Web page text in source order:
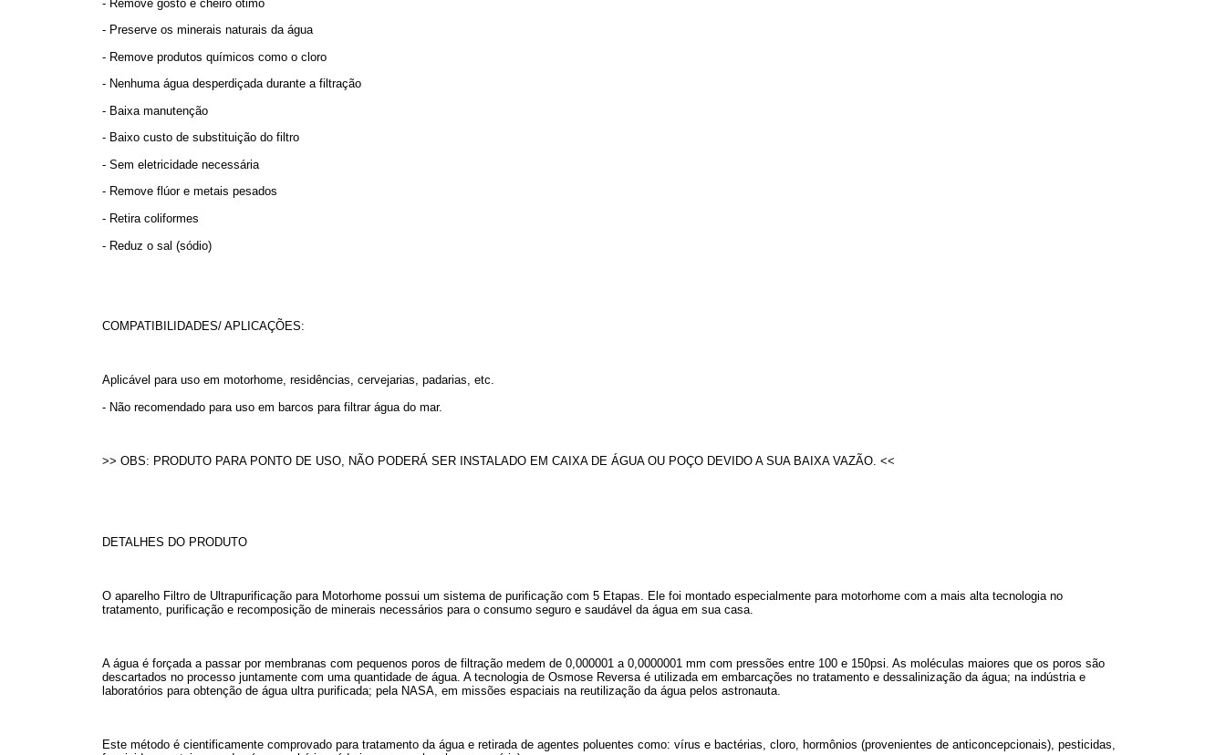
- Remove gosto e cheiro ótimo
- Preserve os minerais naturais da água
- Remove produtos químicos como o cloro
- Nenhuma água desperdiçada durante a filtração
- Baixa manutenção
- Baixo custo de substituição do filtro
- Sem eletricidade necessária
- Remove flúor e metais pesados
- Retira coliformes
- Reduz o sal (sódio)
COMPATIBILIDADES/ APLICAÇÕES:
Aplicável para uso em motorhome, residências, cervejarias, padarias, etc.
- Não recomendado para uso em barcos para filtrar água do mar.
>> OBS: PRODUTO PARA PONTO DE USO, NÃO PODERÁ SER INSTALADO EM CAIXA DE ÁGUA OU POÇO DEVIDO A SUA BAIXA VAZÃO. <<
DETALHES DO PRODUTO
O aparelho Filtro de Ultrapurificação para Motorhome possui um sistema de purificação com 5 Etapas. Ele foi montado especialmente para motorhome com a mais alta tecnologia no
tratamento, purificação e recomposição de minerais necessários para o consumo seguro e saudável da água em sua casa.
A água é forçada a passar por membranas com pequenos poros de filtração medem de 0,000001 a 0,0000001 mm com pressões entre 100 e 150psi. As moléculas maiores que os poros são
descartados no processo juntamente com uma quantidade de água. A tecnologia de Osmose Reversa é utilizada em embarcações no tratamento e dessalinização da água; na indústria e
laboratórios para obtenção de água ultra purificada; pela NASA, em missões espaciais na reutilização da água pelos astronauta.
Este método é cientificamente comprovado para tratamento da água e retirada de agentes poluentes como: vírus e bactérias, cloro, hormônios (provenientes de anticoncepcionais), pesticidas,